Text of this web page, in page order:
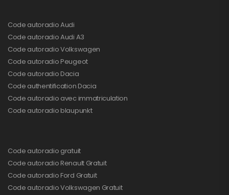
Code autoradio Audi
Code autoradio Audi A3
Code autoradio Volkswagen
Code autoradio Peugeot
Code autoradio Dacia
Code authentification Dacia
Code autoradio avec immatriculation
Code autoradio blaupunkt
Code autoradio gratuit
Code autoradio Renault Gratuit
Code autoradio Ford Gratuit
Code autoradio Volkswagen Gratuit